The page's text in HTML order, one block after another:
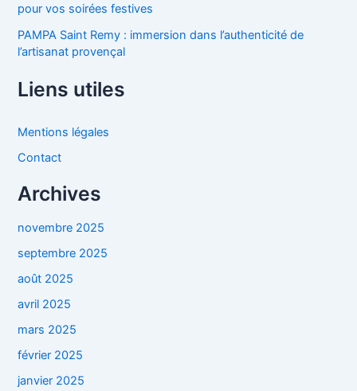
pour vos soirées festives
PAMPA Saint Remy : immersion dans l’authenticité de
l’artisanat provençal
Liens utiles
Mentions légales
Contact
Archives
novembre 2025
septembre 2025
août 2025
avril 2025
mars 2025
février 2025
janvier 2025